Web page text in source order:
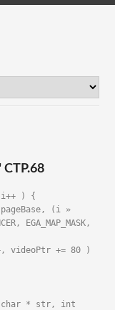
) {
(i »
EGA_MAP_MASK,
+= 80 )
char * str, int